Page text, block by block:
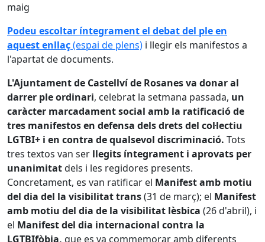
maig
Podeu escoltar íntegrament el debat del ple en
aquest enllaç(espai de plens) i llegir els manifestos a
l'apartat de documents.
L'Ajuntament de Castellví de Rosanes va donar al
darrer ple ordinari, celebrat la setmana passada, un
caràcter marcadament social amb la ratificació de
tres manifestos en defensa dels drets del col·lectiu
LGTBI+ i en contra de qualsevol discriminació. Tots
tres textos van ser llegits íntegrament i aprovats per
unanimitatdels i les regidores presents.
Concretament, es van ratificar el Manifest amb motiu
del dia del la visibilitat trans(31 de març); el Manifest
amb motiu del dia de la visibilitat lèsbica (26 d'abril), i
el Manifest del dia internacional contra la
LGTBIfòbia, que es va commemorar amb diferents